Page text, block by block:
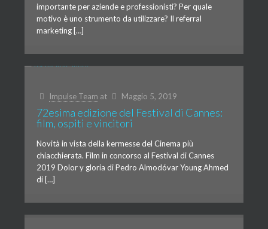
importante per aziende e professionisti? Per quale
motivo è uno strumento da utilizzare? Il referral
marketing […]
Impulse Team at Maggio 5, 2019
72esima edizione del Festival di Cannes:
film, ospiti e vincitori
Novità in vista della kermesse del Cinema più
chiacchierata. Film in concorso al Festival di Cannes
2019 Dolor y gloria di Pedro Almodóvar Young Ahmed
di […]